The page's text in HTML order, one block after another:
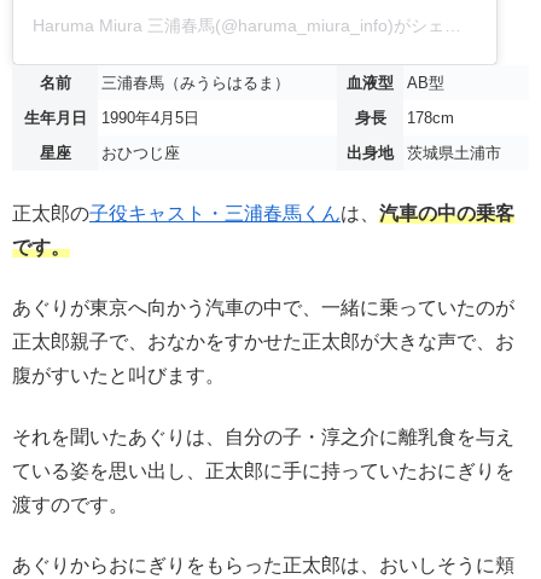
名前 三浦春馬（みうらはるま） 血液型
AB型
生年月日
1990年4月5日 身長
178cm
星座
おひつじ座 出身地 茨城県土浦市
正太郎の子役キャスト・三浦春馬くんは、 汽車の中の乗客
です。
あぐりが東京へ向かう汽車の中で、一緒に乗っていたのが
正太郎親子で、おなかをすかせた正太郎が大きな声で、お
腹がすいたと叫びます。
それを聞いたあぐりは、自分の子・淳之介に離乳食を与え
ている姿を思い出し、正太郎に手に持っていたおにぎりを
渡すのです。
あぐりからおにぎりをもらった正太郎は、おいしそうに頬